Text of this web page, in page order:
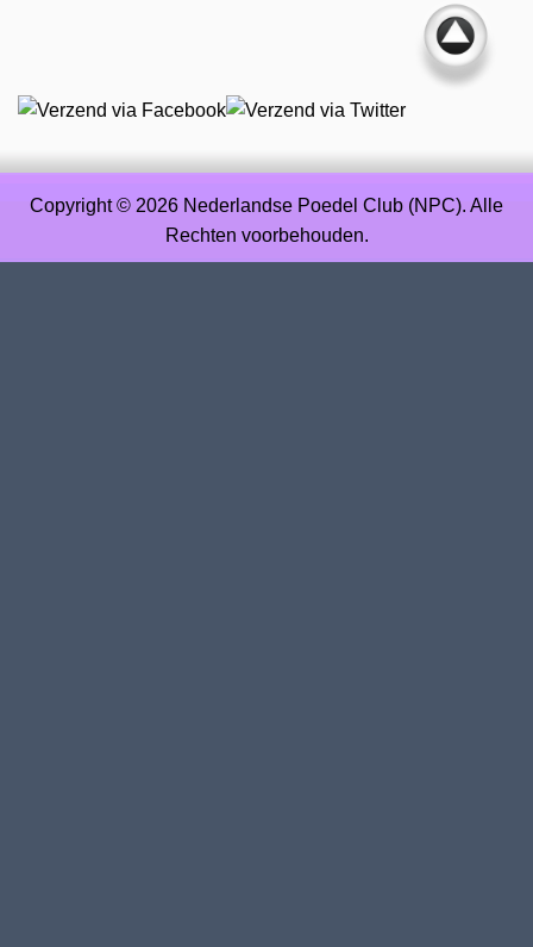
Copyright © 2026 Nederlandse Poedel Club (NPC). Alle
Rechten voorbehouden.